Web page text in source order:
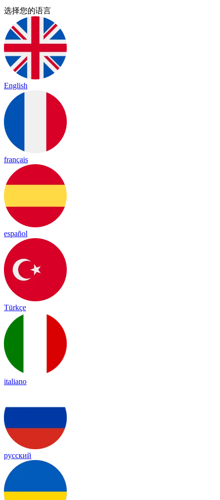
选择您的语言
English
français
español
Türkçe
italiano
русский